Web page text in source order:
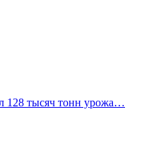
128 тысяч тонн урожа…